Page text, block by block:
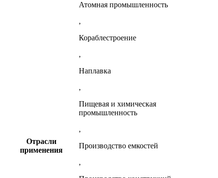
Отрасли
применения
Атомная промышленность
,
Кораблестроение
,
Наплавка
,
Пищевая и химическая
промышленность
,
Производство емкостей
,